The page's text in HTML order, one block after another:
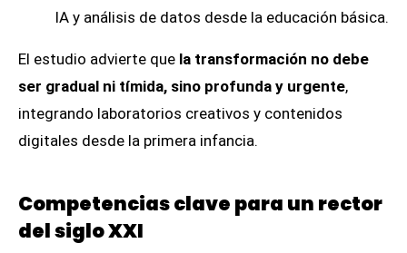
IA y análisis de datos desde la educación básica.
El estudio advierte que la transformación no debe
ser gradual ni tímida, sino profunda y urgente,
integrando laboratorios creativos y contenidos
digitales desde la primera infancia.
Competencias clave para un rector
del siglo XXI